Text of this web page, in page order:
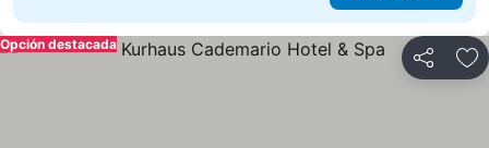
Compartir
Opción destacada